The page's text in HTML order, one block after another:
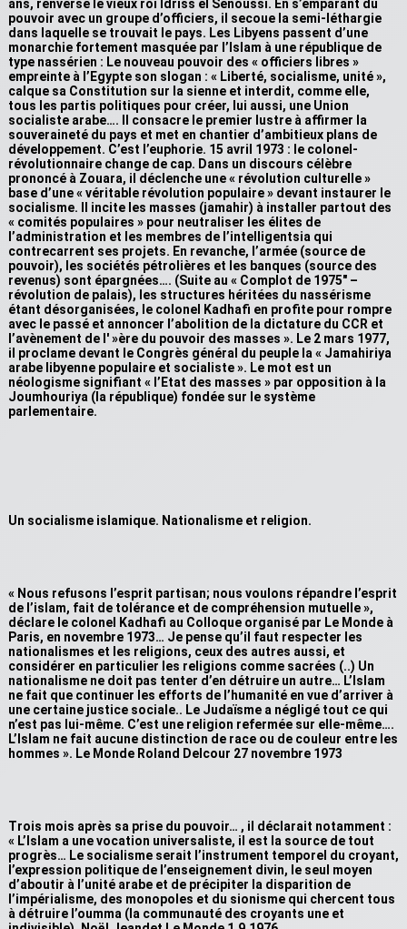
ans, renverse le vieux roi Idriss el Senoussi. En s’emparant du
pouvoir avec un groupe d’officiers, il secoue la semi-léthargie
dans laquelle se trouvait le pays. Les Libyens passent d’une
monarchie fortement masquée par l’Islam à une république de
type nassérien : Le nouveau pouvoir des « officiers libres »
empreinte à l’Egypte son slogan : « Liberté, socialisme, unité »,
calque sa Constitution sur la sienne et interdit, comme elle,
tous les partis politiques pour créer, lui aussi, une Union
socialiste arabe…. Il consacre le premier lustre à affirmer la
souveraineté du pays et met en chantier d’ambitieux plans de
développement. C’est l’euphorie. 15 avril 1973 : le colonel-
révolutionnaire change de cap. Dans un discours célèbre
prononcé à Zouara, il déclenche une « révolution culturelle »
base d’une « véritable révolution populaire » devant instaurer le
socialisme. Il incite les masses (jamahir) à installer partout des
« comités populaires » pour neutraliser les élites de
l’administration et les membres de l’intelligentsia qui
contrecarrent ses projets. En revanche, l’armée (source de
pouvoir), les sociétés pétrolières et les banques (source des
revenus) sont épargnées…. (Suite au « Complot de 1975″ –
révolution de palais), les structures héritées du nassérisme
étant désorganisées, le colonel Kadhafi en profite pour rompre
avec le passé et annoncer l’abolition de la dictature du CCR et
l’avènement de l' »ère du pouvoir des masses ». Le 2 mars 1977,
il proclame devant le Congrès général du peuple la « Jamahiriya
arabe libyenne populaire et socialiste ». Le mot est un
néologisme signifiant « l’Etat des masses » par opposition à la
Joumhouriya (la république) fondée sur le système
parlementaire.
Un socialisme islamique. Nationalisme et religion.
« Nous refusons l’esprit partisan; nous voulons répandre l’esprit
de l’islam, fait de tolérance et de compréhension mutuelle »,
déclare le colonel Kadhafi au Colloque organisé par Le Monde à
Paris, en novembre 1973… Je pense qu’il faut respecter les
nationalismes et les religions, ceux des autres aussi, et
considérer en particulier les religions comme sacrées (..) Un
nationalisme ne doit pas tenter d’en détruire un autre… L’Islam
ne fait que continuer les efforts de l’humanité en vue d’arriver à
une certaine justice sociale.. Le Judaïsme a négligé tout ce qui
n’est pas lui-même. C’est une religion refermée sur elle-même….
L’Islam ne fait aucune distinction de race ou de couleur entre les
hommes ». Le Monde Roland Delcour 27 novembre 1973
Trois mois après sa prise du pouvoir… , il déclarait notamment :
« L’Islam a une vocation universaliste, il est la source de tout
progrès… Le socialisme serait l’instrument temporel du croyant,
l’expression politique de l’enseignement divin, le seul moyen
d’aboutir à l’unité arabe et de précipiter la disparition de
l’impérialisme, des monopoles et du sionisme qui chercent tous
à détruire l’oumma (la communauté des croyants une et